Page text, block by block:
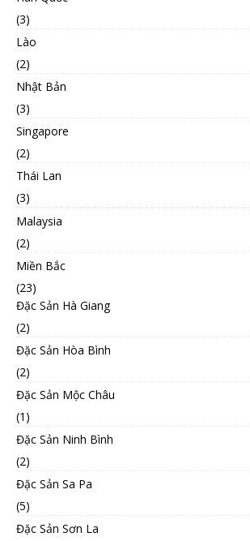
(3)
Lào
(2)
Nhật Bản
(3)
Singapore
(2)
Thái Lan
(3)
Malaysia
(2)
Miền Bắc
(23)
Đặc Sản Hà Giang
(2)
Đặc Sản Hòa Bình
(2)
Đặc Sản Mộc Châu
(1)
Đặc Sản Ninh Bình
(2)
Đặc Sản Sa Pa
(5)
Đặc Sản Sơn La